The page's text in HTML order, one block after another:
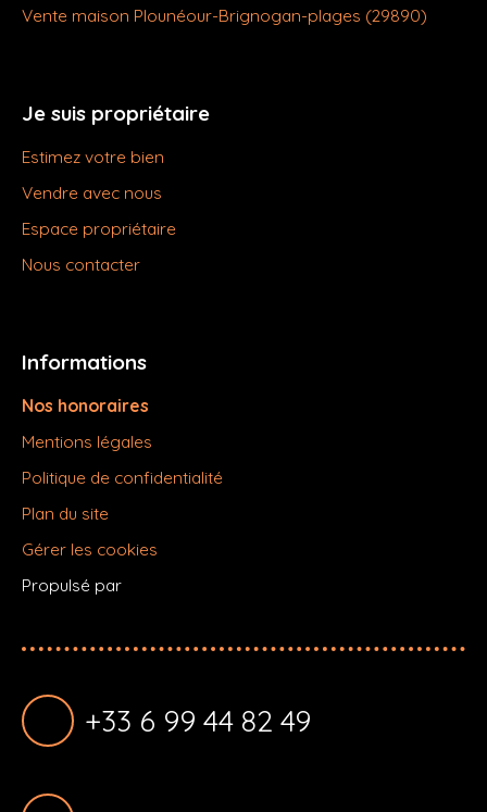
Vente maison Plounéour-Brignogan-plages (29890)
Je suis propriétaire
Estimez votre bien
Vendre avec nous
Espace propriétaire
Nous contacter
Informations
Nos honoraires
Mentions légales
Politique de confidentialité
Plan du site
Gérer les cookies
Propulsé par
+33 6 99 44 82 49